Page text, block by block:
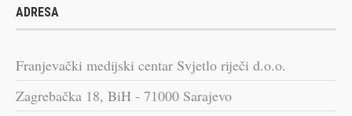
ADRESA
Franjevački medijski centar Svjetlo riječi d.o.o.
Zagrebačka 18, BiH - 71000 Sarajevo